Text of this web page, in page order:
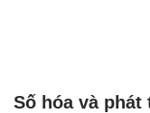
Số hóa và